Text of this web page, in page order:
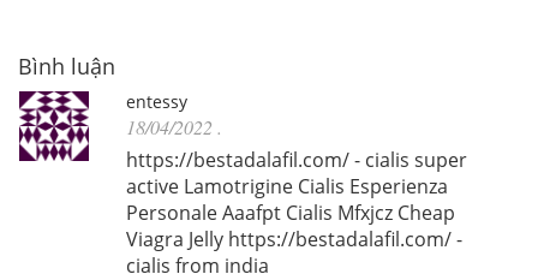
Bình luận
entessy
18/04/2022 .
https://bestadalafil.com/ - cialis super
active Lamotrigine Cialis Esperienza
Personale Aaafpt Cialis Mfxjcz Cheap
Viagra Jelly https://bestadalafil.com/ -
cialis from india